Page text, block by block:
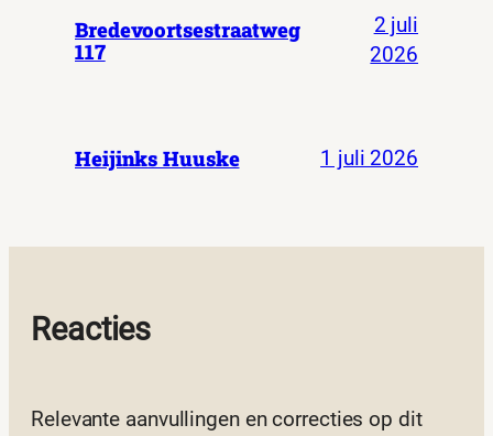
Bredevoortsestraatweg
117
2 juli
2026
Heijinks Huuske 1 juli 2026
Reacties
Relevante aanvullingen en correcties op dit